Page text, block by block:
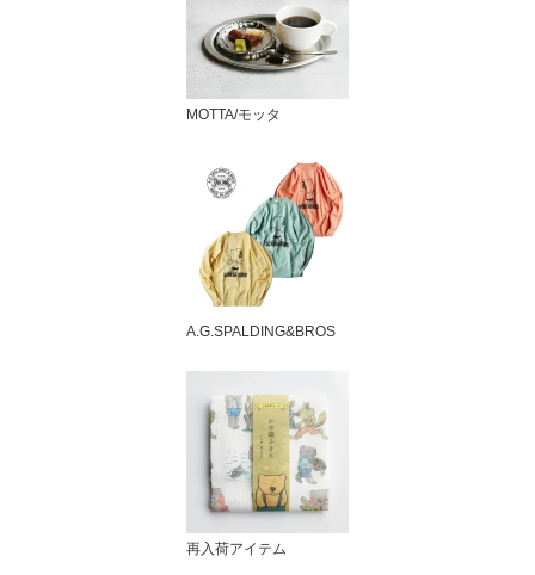
MOTTA/モッタ
A.G.SPALDING&BROS
再入荷アイテム